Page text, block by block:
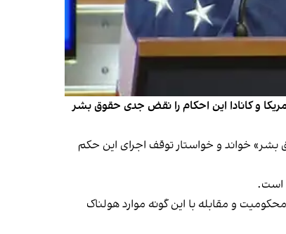
و کانادا این احکام را نقض جدی حقوق بشر
خواند و خواستار توقف اجرای این حکم
است.
و مقابله با این گونه موارد هولناک